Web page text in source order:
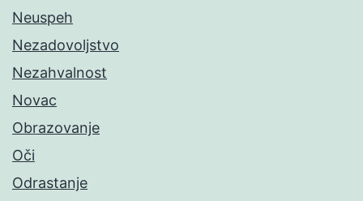
Neuspeh
Nezadovoljstvo
Nezahvalnost
Novac
Obrazovanje
Oči
Odrastanje